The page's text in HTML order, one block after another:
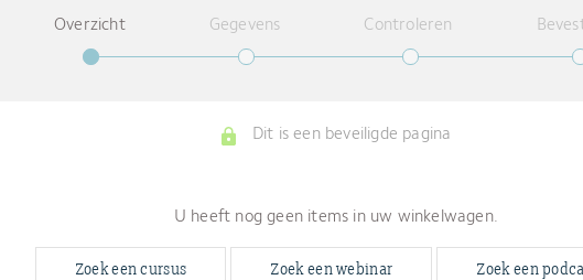
Overzicht Gegevens Controleren
Dit is een beveiligde pagina
U heeft nog geen items in uw winkelwagen.
Zoek een cursus Zoek een webinar Zoek een